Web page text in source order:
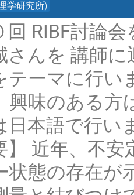
学研究所)
回 RIBF討論
さんを 講師
テーマに行い
興味のある方
日本語で行い
】 近年、不
状態の存在が